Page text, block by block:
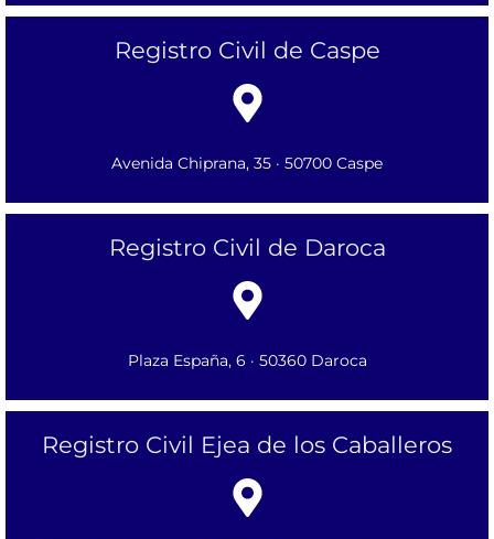
Registro Civil de Caspe
Avenida Chiprana, 35 · 50700 Caspe
Registro Civil de Daroca
Plaza España, 6 · 50360 Daroca
Registro Civil Ejea de los Caballeros